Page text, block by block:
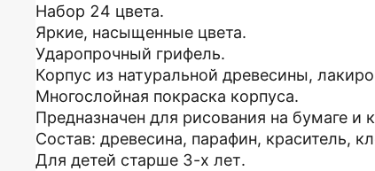
Набор 24 цвета.
Яркие, насыщенные цвета.
Ударопрочный грифель.
Корпус из натуральной древесины,
Многослойная покраска корпуса.
Предназначен для рисования на бумаге и
Состав: древесина, парафин, краситель,
Для детей старше 3-х лет.